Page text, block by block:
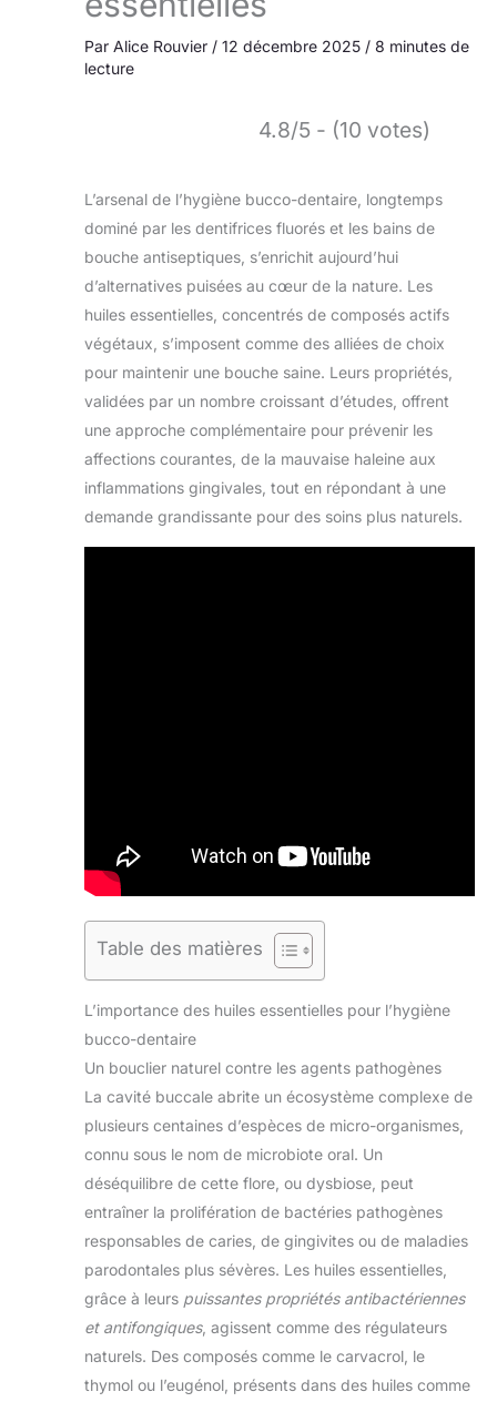
Par Alice Rouvier / 12 décembre 2025 / 8 minutes de
lecture
4.8/5 - (10 votes)
L’arsenal de l’hygiène bucco-dentaire, longtemps
dominé par les dentifrices fluorés et les bains de
bouche antiseptiques, s’enrichit aujourd’hui
d’alternatives puisées au cœur de la nature. Les
huiles essentielles, concentrés de composés actifs
végétaux, s’imposent comme des alliées de choix
pour maintenir une bouche saine. Leurs propriétés,
validées par un nombre croissant d’études, offrent
une approche complémentaire pour prévenir les
affections courantes, de la mauvaise haleine aux
inflammations gingivales, tout en répondant à une
demande grandissante pour des soins plus naturels.
Table des matières
L’importance des huiles essentielles pour l’hygiène
bucco-dentaire
Un bouclier naturel contre les agents pathogènes
La cavité buccale abrite un écosystème complexe de
plusieurs centaines d’espèces de micro-organismes,
connu sous le nom de microbiote oral. Un
déséquilibre de cette flore, ou dysbiose, peut
entraîner la prolifération de bactéries pathogènes
responsables de caries, de gingivites ou de maladies
parodontales plus sévères. Les huiles essentielles,
grâce à leurs puissantes propriétés antibactériennes
et antifongiques, agissent comme des régulateurs
naturels. Des composés comme le carvacrol, le
thymol ou l’eugénol, présents dans des huiles comme